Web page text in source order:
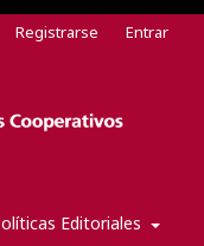
Editoriales
Registrarse Entrar